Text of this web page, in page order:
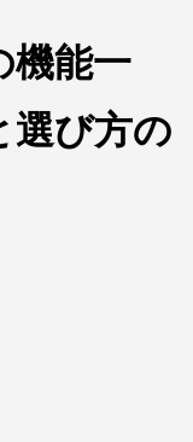
機能一
選び方の